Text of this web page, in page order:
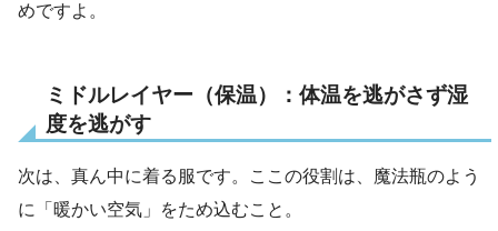
めですよ。
ミドルレイヤー（保温）：体温を逃がさず湿
度を逃がす
次は、真ん中に着る服です。ここの役割は、魔法瓶のよう
に「暖かい空気」をため込むこと。